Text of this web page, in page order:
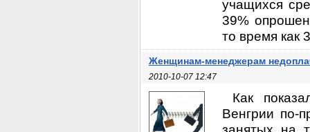
учащихся
39%
то время как
Женщинам-менеджерам
2010-10-07 12:47
Как
Венгрии по-